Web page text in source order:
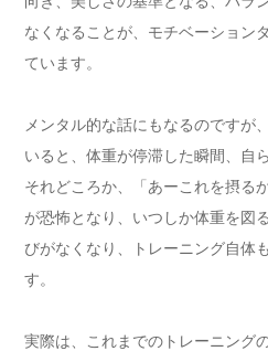
なくなることが、モチベーション
ています。
メンタル的な話にもなるのですが
いると、体重が停滞した瞬間、自
それどころか、「あーこれを摂る
が恐怖となり、いつしか体重を図
びがなくなり、トレーニング自体
す。
実際は、これまでのトレーニング